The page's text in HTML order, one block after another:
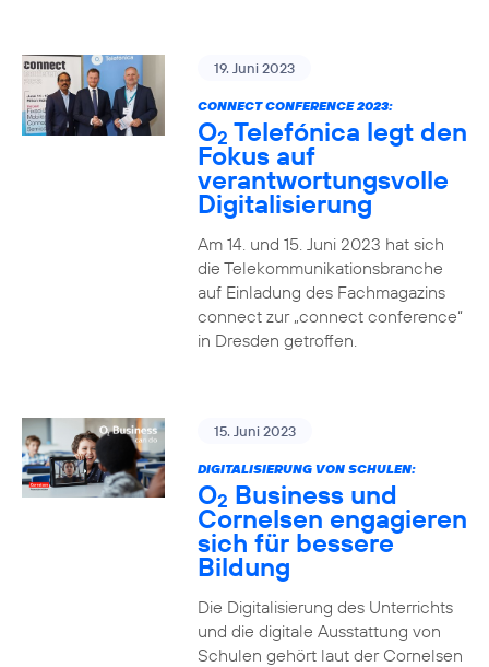
19. Juni 2023
CONNECT CONFERENCE 2023:
O2 Telefónica legt den
Fokus auf
verantwortungsvolle
Digitalisierung
Am 14. und 15. Juni 2023 hat sich
die Telekommunikationsbranche
auf Einladung des Fachmagazins
connect zur „connect conference“
in Dresden getroffen.
15. Juni 2023
DIGITALISIERUNG VON SCHULEN:
O2 Business und
Cornelsen engagieren
sich für bessere
Bildung
Die Digitalisierung des Unterrichts
und die digitale Ausstattung von
Schulen gehört laut der Cornelsen